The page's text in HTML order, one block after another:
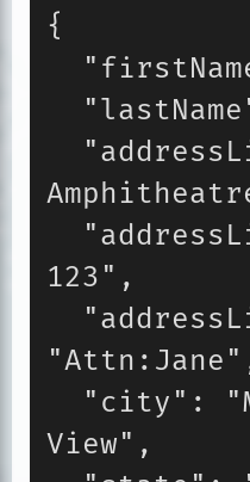
{
123",
View",